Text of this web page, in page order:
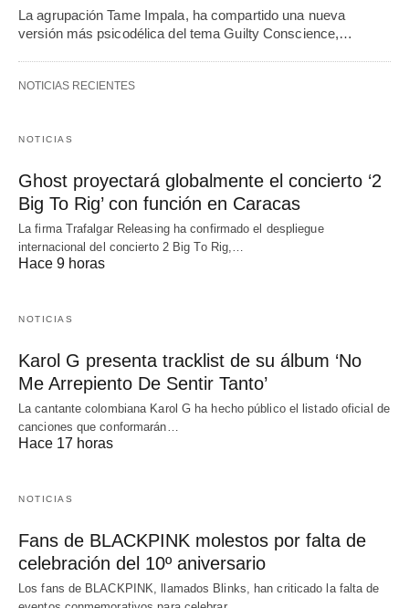
La agrupación Tame Impala, ha compartido una nueva
versión más psicodélica del tema Guilty Conscience,…
NOTICIAS RECIENTES
NOTICIAS
Ghost proyectará globalmente el concierto ‘2
Big To Rig’ con función en Caracas
La firma Trafalgar Releasing ha confirmado el despliegue
internacional del concierto 2 Big To Rig,…
Hace 9 horas
NOTICIAS
Karol G presenta tracklist de su álbum ‘No
Me Arrepiento De Sentir Tanto’
La cantante colombiana Karol G ha hecho público el listado oficial de
canciones que conformarán…
Hace 17 horas
NOTICIAS
Fans de BLACKPINK molestos por falta de
celebración del 10º aniversario
Los fans de BLACKPINK, llamados Blinks, han criticado la falta de